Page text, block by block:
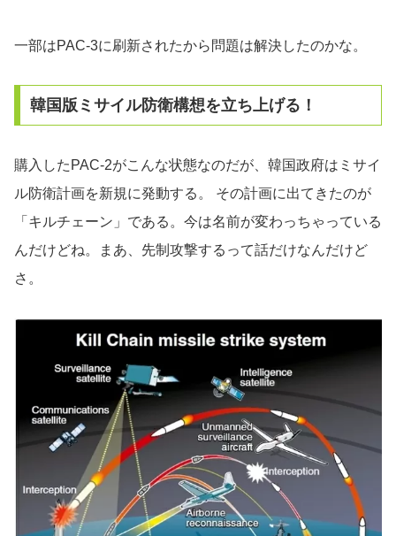
一部はPAC-3に刷新されたから問題は解決したのかな。
韓国版ミサイル防衛構想を立ち上げる！
購入したPAC-2がこんな状態なのだが、韓国政府はミサイ
ル防衛計画を新規に発動する。 その計画に出てきたのが
「キルチェーン」である。今は名前が変わっちゃっている
んだけどね。まあ、先制攻撃するって話だけなんだけど
さ。